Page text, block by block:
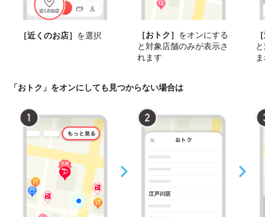
［近くのお店］ を選択 ［おトク］ をオンにする
と対象店舗のみが表示さ
れます
「おトク」をオンにしても見つからない場合は